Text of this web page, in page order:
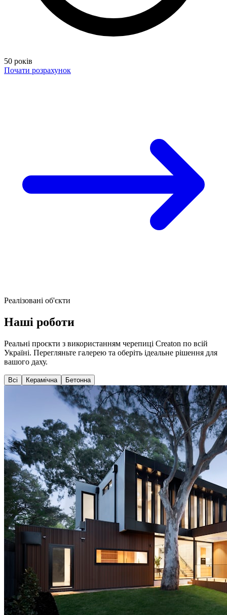
50 років
Почати розрахунок
Реалізовані об'єкти
Наші роботи
Реальні проєкти з використанням черепиці Creaton по всій
Україні. Перегляньте галерею та оберіть ідеальне рішення для
вашого даху.
Всі Керамічна Бетонна